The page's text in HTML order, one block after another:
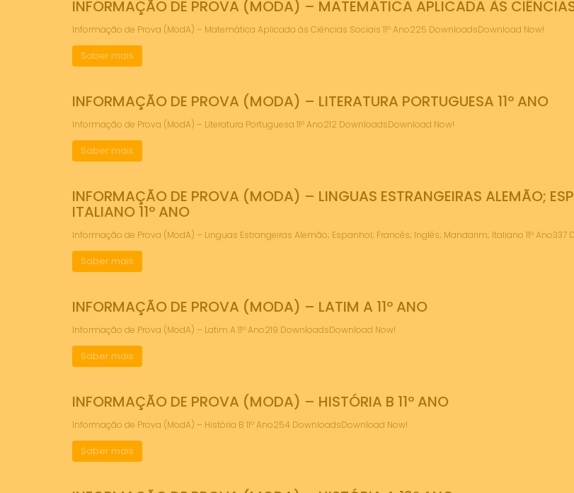
INFORMAÇÃO DE PROVA (MODA) – MATEMÁTICA APLICADA ÀS
Informação de Prova (ModA) – Matemática Aplicada às Ciências Sociais 11º Ano225 DownloadsDownload Now!
Saber mais
INFORMAÇÃO DE PROVA (MODA) – LITERATURA PORTUGUESA 11º ANO
Informação de Prova (ModA) – Literatura Portuguesa 11º Ano212 DownloadsDownload Now!
Saber mais
INFORMAÇÃO DE PROVA (MODA) – LINGUAS ESTRANGEIRAS ALEMÃO;
ITALIANO 11º ANO
Informação de Prova (ModA) – Linguas Estrangeiras Alemão; Espanhol; Francês; Inglês; Mandarim; Italiano 11º
Saber mais
INFORMAÇÃO DE PROVA (MODA) – LATIM A 11º ANO
Informação de Prova (ModA) – Latim A 11º Ano219 DownloadsDownload Now!
Saber mais
INFORMAÇÃO DE PROVA (MODA) – HISTÓRIA B 11º ANO
Informação de Prova (ModA) – História B 11º Ano254 DownloadsDownload Now!
Saber mais